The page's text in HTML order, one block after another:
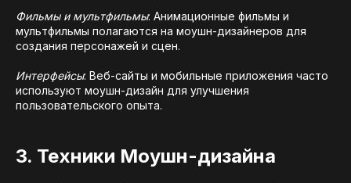
Фильмы и мультфильмы: Анимационные фильмы и
мультфильмы полагаются на моушн-дизайнеров для
создания персонажей и сцен.
Интерфейсы: Веб-сайты и мобильные приложения часто
используют моушн-дизайн для улучшения
пользовательского опыта.
3. Техники Моушн-дизайна